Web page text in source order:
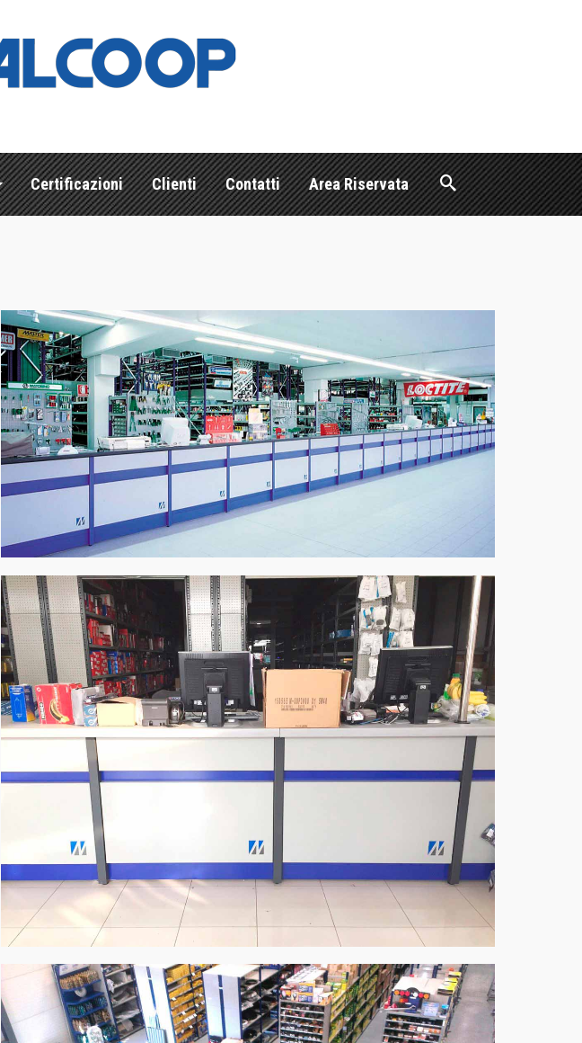
Certificazioni Clienti Contatti Area Riservata